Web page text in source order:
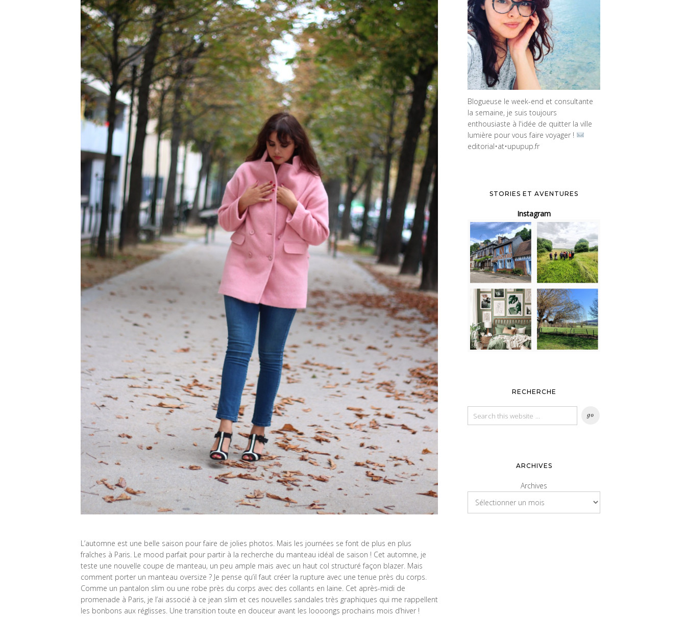
L’automne est une belle saison pour faire de jolies photos. Mais les journées se font de plus en plus
fraîches à Paris. Le mood parfait pour partir à la recherche du manteau idéal de saison ! Cet automne, je
teste une nouvelle coupe de manteau, un peu ample mais avec un haut col structuré façon blazer. Mais
comment porter un manteau oversize ? Je pense qu’il faut créer la rupture avec une tenue près du corps.
Comme un pantalon slim ou une robe près du corps avec des collants en laine. Cet après-midi de
promenade à Paris, je l’ai associé à ce jean slim et ces nouvelles sandales très graphiques qui me rappellent
les bonbons aux réglisses. Une transition toute en douceur avant les loooongs prochains mois d’hiver !
Blogueuse le week-end et consultante
la semaine, je suis toujours
enthousiaste à l'idée de quitter la ville
lumière pour vous faire voyager !
editorial•at•upupup.fr
STORIES ET AVENTURES
Instagram
RECHERCHE
ARCHIVES
Archives